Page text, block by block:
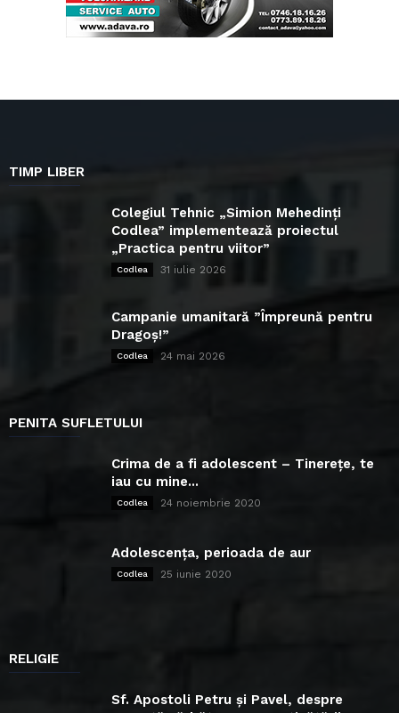
TIMP LIBER
Colegiul Tehnic „Simion Mehedinți
Codlea” implementează proiectul
„Practica pentru viitor”
Codlea 31 iulie 2026
Campanie umanitară ”Împreună pentru
Dragoș!”
Codlea 24 mai 2026
PENITA SUFLETULUI
Crima de a fi adolescent – Tinerețe, te
iau cu mine...
Codlea 24 noiembrie 2020
Adolescența, perioada de aur
Codlea 25 iunie 2020
RELIGIE
Sf. Apostoli Petru și Pavel, despre